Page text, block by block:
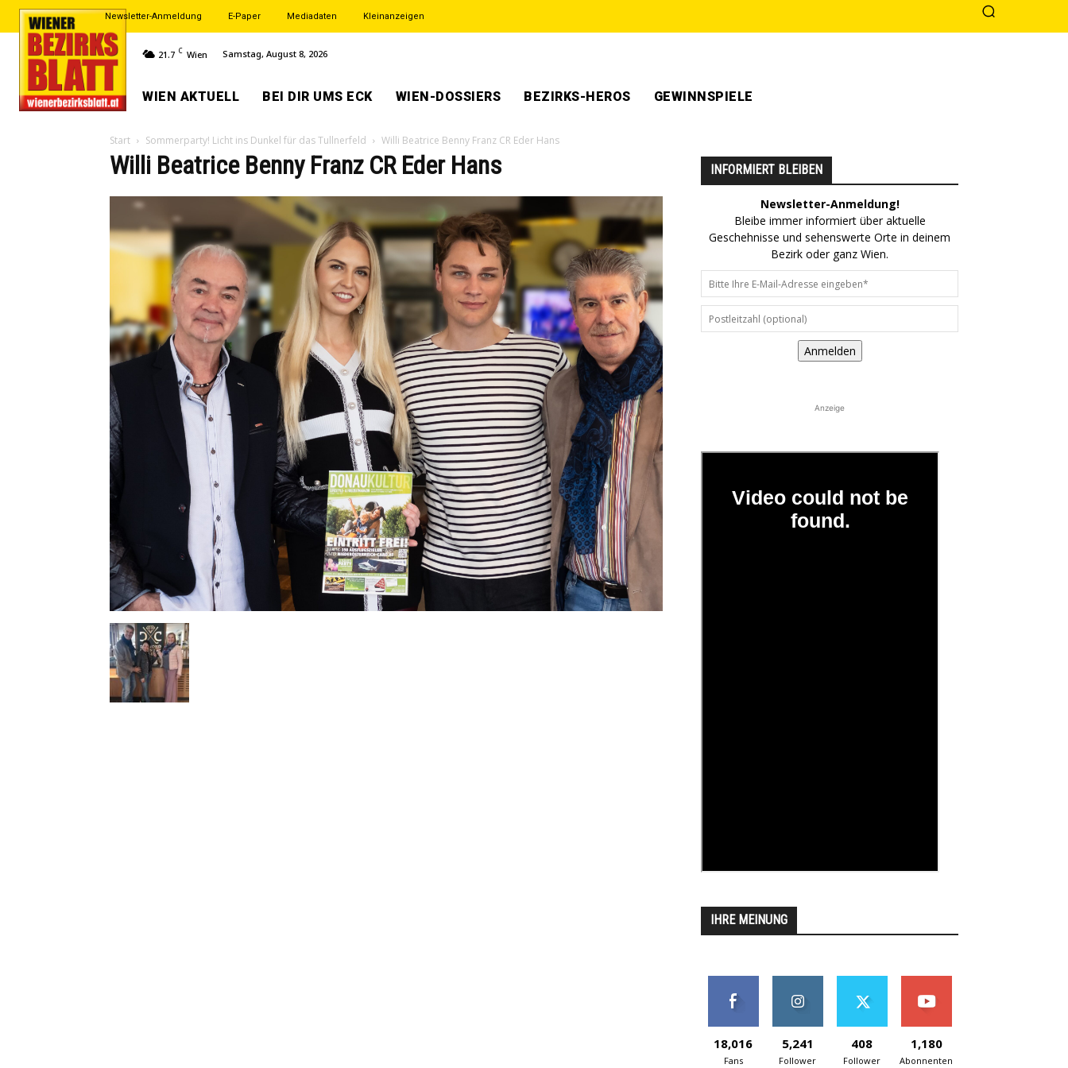
Newsletter-Anmeldung E-Paper Mediadaten Kleinanzeigen
21.7 C Wien Samstag, August 8, 2026
WIEN AKTUELL BEI DIR UMS ECK WIEN-DOSSIERS BEZIRKS-HEROS GEWINNSPIELE
Start Sommerparty! Licht ins Dunkel für das Tullnerfeld Willi Beatrice Benny Franz CR Eder Hans
Willi Beatrice Benny Franz CR Eder Hans INFORMIERT BLEIBEN
Newsletter-Anmeldung!
Bleibe immer informiert über aktuelle
Geschehnisse und sehenswerte Orte in deinem
Bezirk oder ganz Wien.
Anmelden
Anzeige
IHRE MEINUNG
18,016
Fans
5,241
Follower
408
Follower
1,180
Abonnenten